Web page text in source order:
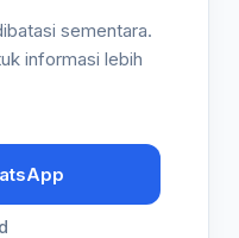
sementara.
informasi lebih